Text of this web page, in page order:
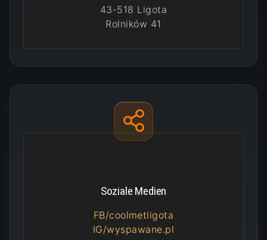
43-518 Ligota
Rolników 41
Soziale Medien
FB/coolmetligota
IG/wyspawane.pl